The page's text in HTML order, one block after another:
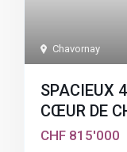
Chavornay
SPACIEUX
CŒUR DE
CHF 815'000